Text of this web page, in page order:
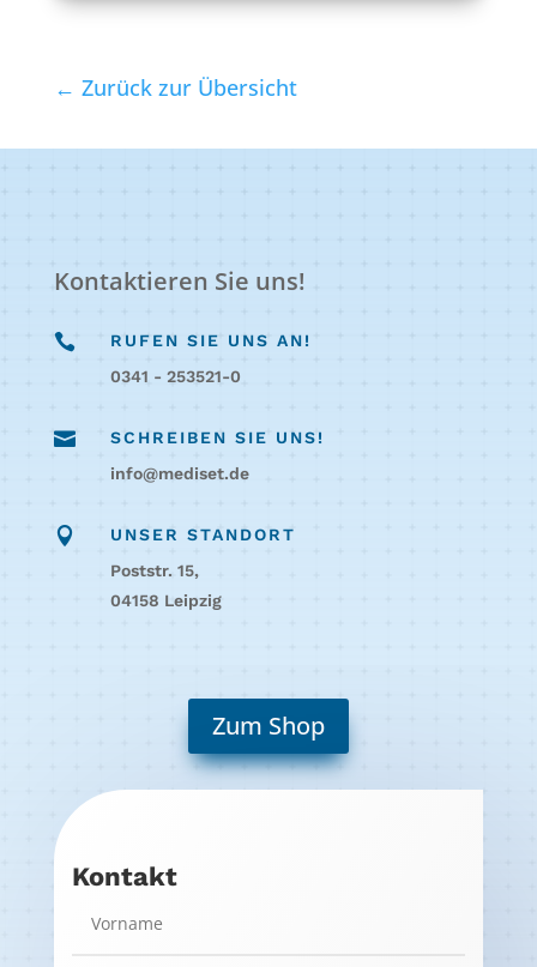
← Zurück zur Übersicht
Kontaktieren Sie uns!

RUFEN SIE UNS AN!
0341 - 253521-0

SCHREIBEN SIE UNS!
info@mediset.de

UNSER STANDORT
Poststr. 15,
04158 Leipzig
Zum Shop
Kontakt